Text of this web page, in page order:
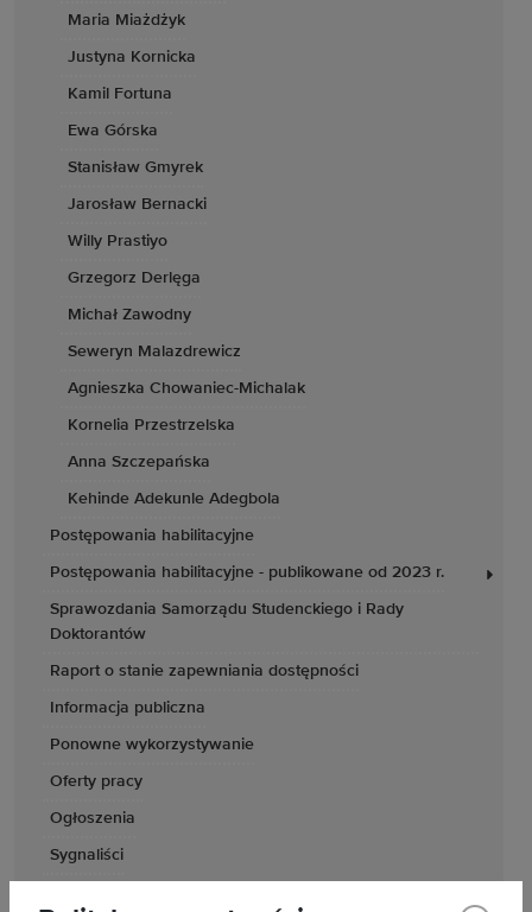
Maria Miażdżyk
Justyna Kornicka
Kamil Fortuna
Ewa Górska
Stanisław Gmyrek
Jarosław Bernacki
Willy Prastiyo
Grzegorz Derlęga
Michał Zawodny
Seweryn Malazdrewicz
Agnieszka Chowaniec-Michalak
Kornelia Przestrzelska
Anna Szczepańska
Kehinde Adekunle Adegbola
Postępowania habilitacyjne
Postępowania habilitacyjne - publikowane od 2023 r.
Sprawozdania Samorządu Studenckiego i Rady
Doktorantów
Raport o stanie zapewniania dostępności
Informacja publiczna
Ponowne wykorzystywanie
Oferty pracy
Ogłoszenia
Sygnaliści